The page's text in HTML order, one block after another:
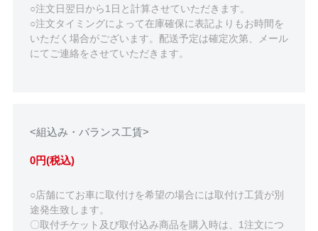
○注文日翌日から1日と計算させていただきます。
○注文タイミングによって在庫確保に表記よりもお時間を
いただく場合がございます。配送予定は確定次第、メール
にてご連絡をさせていただきます。
<組込み・バランス工賃>
0円(税込)
○店舗にてお車に取付けを希望の場合には取付け工賃が別
途発生致します。
〇取付チケット及び取付込み商品を購入時は、1注文につ